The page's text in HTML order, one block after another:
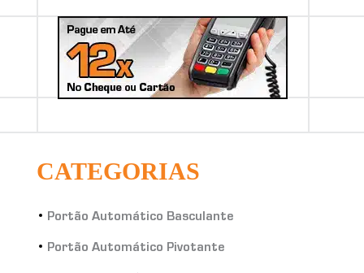
CATEGORIAS
Portão Automático Basculante
Portão Automático Pivotante